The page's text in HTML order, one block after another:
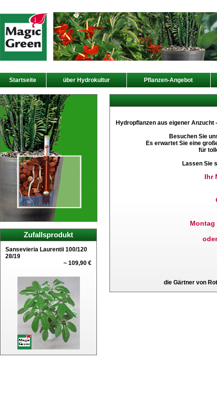
Startseite über Hydrokultur Pflanzen-Angebot
Zufallsprodukt
Sansevieria Laurentii 100/120
28/19
~ 109,90 €
Hydropflanzen aus eigener
Besuchen Sie
Es erwartet Sie eine
für
Lassen Sie
Ihr
die Gärtner von